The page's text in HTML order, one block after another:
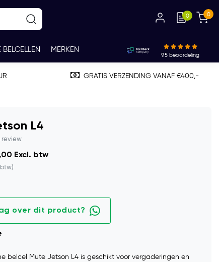
0 0
MERKEN
9.5 beoordeling
GRATIS VERZENDING VANAF €400,-
L4
review
Excl. btw
btw)
over dit product?
belcel Mute Jetson L4 is geschikt voor vergaderingen en